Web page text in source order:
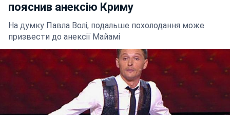
пояснив анексію Криму
На думку Павла Волі, подальше похолодання може
призвести до анексії Майамі